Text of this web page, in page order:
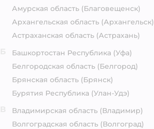
Амурская область (Благовещенск)
Архангельская область (Архангельск)
Астраханская область (Астрахань)
Башкортостан Республика (Уфа)
Белгородская область (Белгород)
Брянская область (Брянск)
Бурятия Республика (Улан-Удэ)
Владимирская область (Владимир)
Волгоградская область (Волгоград)